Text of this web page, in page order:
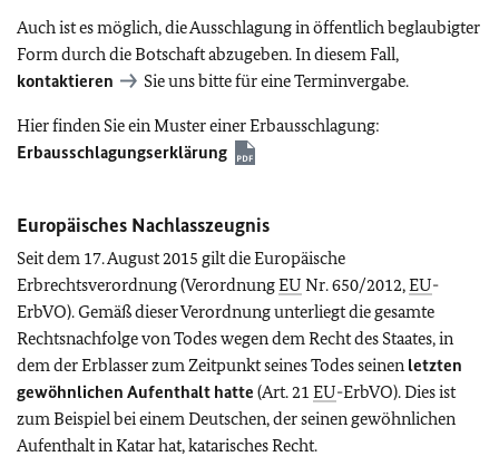
Auch ist es möglich, die Ausschlagung in öffentlich beglaubigter
Form durch die Botschaft abzugeben. In diesem Fall,
kontaktieren
Sie uns bitte für eine Terminvergabe.
Hier finden Sie ein Muster einer Erbausschlagung:
Erbausschlagungserklärung
Europäisches Nachlasszeugnis
Seit dem 17. August 2015 gilt die Europäische
Erbrechtsverordnung (VerordnungEU Nr. 650/2012,EU-
ErbVO). Gemäß dieser Verordnung unterliegt die gesamte
Rechtsnachfolge von Todes wegen dem Recht des Staates, in
dem der Erblasser zum Zeitpunkt seines Todes seinen letzten
gewöhnlichen Aufenthalt hatte (Art. 21 EU-ErbVO). Dies ist
zum Beispiel bei einem Deutschen, der seinen gewöhnlichen
Aufenthalt in Katar hat, katarisches Recht.